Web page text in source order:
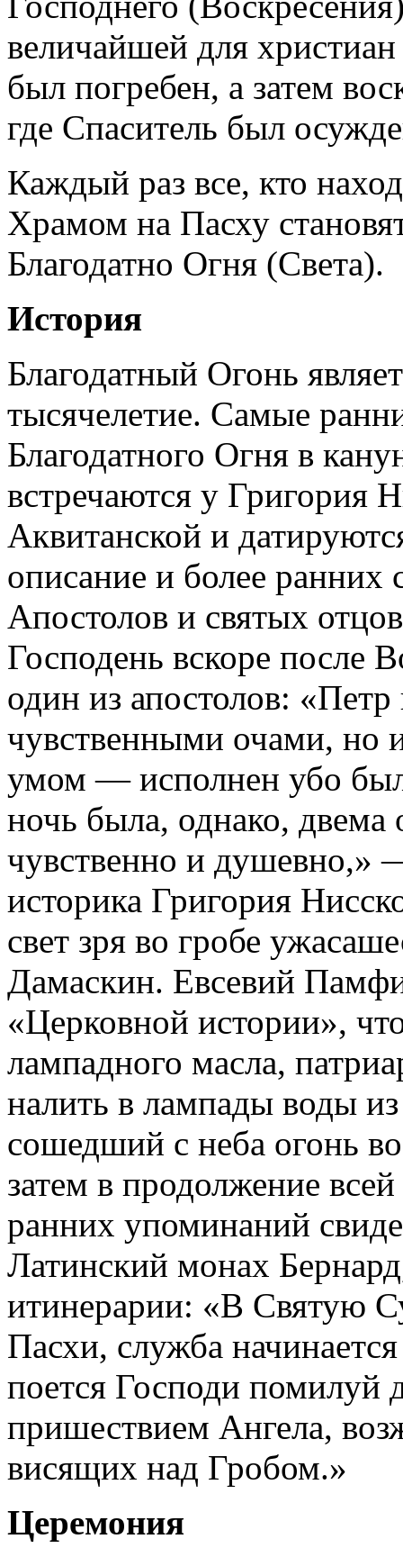
величайшей для
был погребен, а затем
где Спаситель был
Каждый раз все, кто
Храмом на Пасху
Благодатно Огня (Света).
История
Благодатный Огонь
тысячелетие. Самые
Благодатного Огня в
встречаются у Григория
Аквитанской и
описание и более ранних
Апостолов и святых
Господень вскоре после
один из апостолов:
чувственными очами, но
умом — исполнен убо был
ночь была, однако,
чувственно и душевно,»
историка Григория
свет зря во гробе
Дамаскин. Евсевий
«Церковной истории»,
лампадного масла,
налить в лампады воды
сошедший с неба огонь
затем в продолжение
ранних упоминаний
Латинский монах
итинерарии: «В Святую
Пасхи, служба
поется Господи помилуй
пришествием Ангела,
висящих над Гробом.»
Церемония